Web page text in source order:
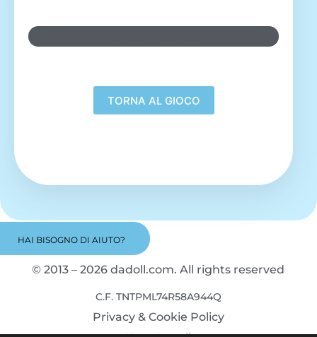
HAI BISOGNO DI AIUTO?
© 2013 – 2026 dadoll.com. All rights reserved
C.F. TNTPML74R58A944Q
Privacy & Cookie Policy